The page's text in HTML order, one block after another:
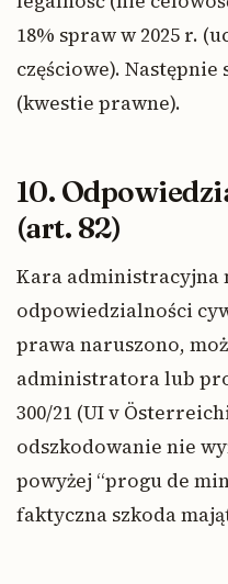
18% spraw w 2025 r.
częściowe). Następnie
(kwestie prawne).
10.
(art. 82)
Kara administracyjna
odpowiedzialności
prawa naruszono,
administratora lub
300/21 (UI v
odszkodowanie nie
powyżej “progu de
faktyczna szkoda